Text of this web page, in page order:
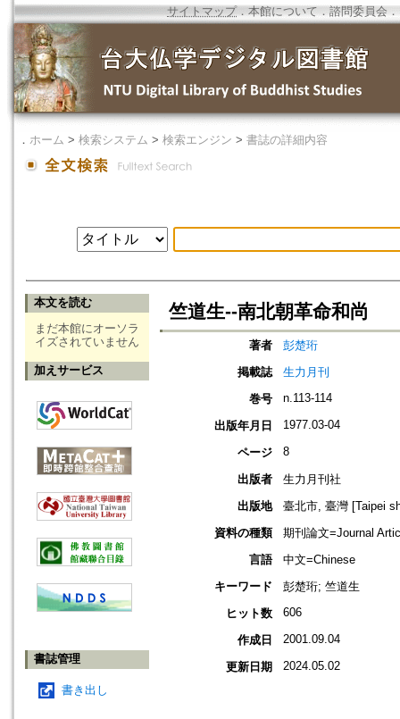
サイトマップ．本館について ． 諮問委員会 ．
． ホーム > 検索システム > 検索エンジン > 書誌の詳細内容
本文を読む
まだ本館にオーソラ
イズされていません
加えサービス
書誌管理
書き出し
竺道生--南北朝革命和尚
著者
彭楚珩
掲載誌
生力月刊
巻号
n.113-114
出版年月日 1977.03-04
ページ 8
出版者
生力月刊社
出版地
臺北市, 臺灣 [Taipei
資料の種類
期刊論文=Journal
言語
中文=Chinese
キーワード
彭楚珩; 竺道生
ヒット数
606
作成日 2001.09.04
更新日期 2024.05.02